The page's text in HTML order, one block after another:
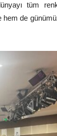
tüm
hem de